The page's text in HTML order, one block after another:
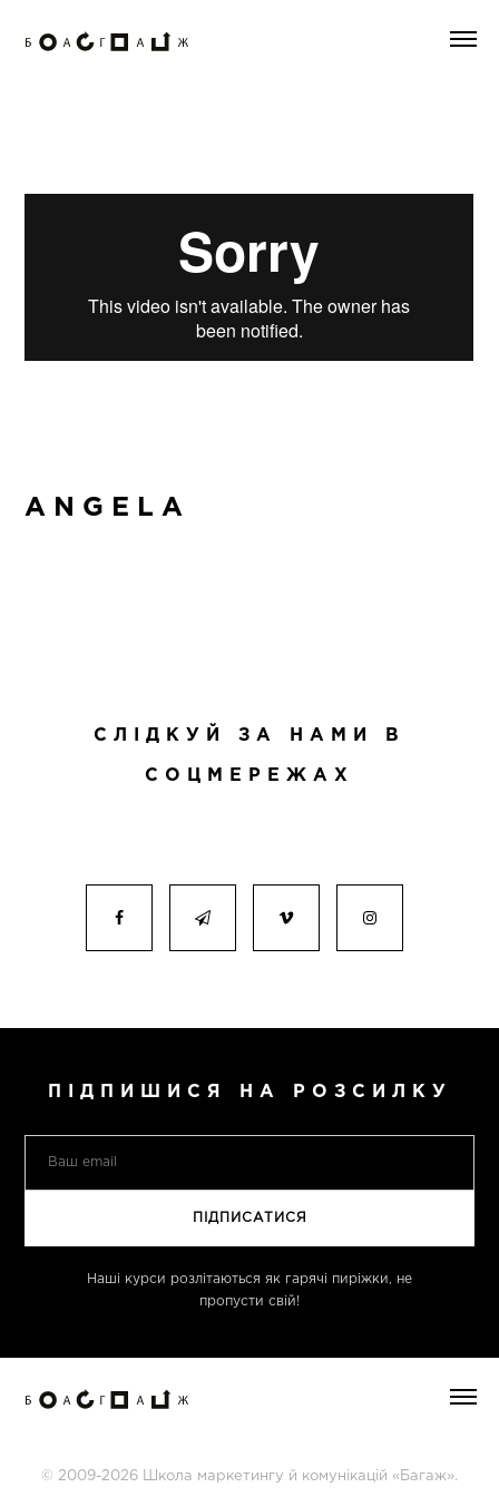
ANGELA
СЛІДКУЙ ЗА НАМИ В
СОЦМЕРЕЖАХ
ПІДПИШИСЯ НА РОЗСИЛКУ
Наші курси розлітаються як гарячі пиріжки, не
пропусти свій!
© 2009-2026 Школа маркетингу й комунікацій «Багаж».